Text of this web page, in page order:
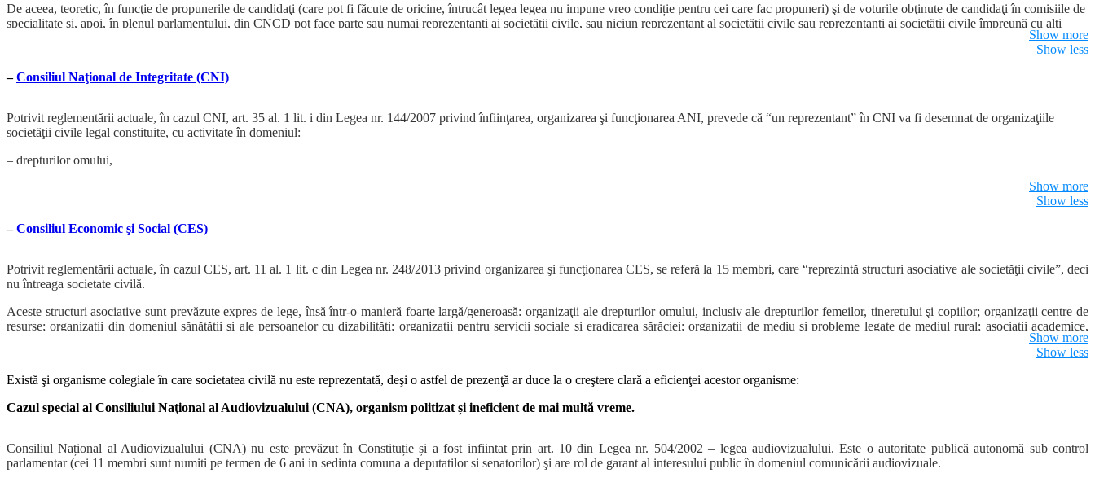
De aceea, teoretic, în funcţie de propunerile de candidaţi (care pot fi făcute de oricine, întrucât legea legea nu impune vreo condiție pentru cei care fac propuneri) şi de voturile obţinute de candidaţi în comisiile de
specialitate şi, apoi, în plenul parlamentului, din CNCD pot face parte sau numai reprezentanţi ai societăţii civile, sau niciun reprezentant al societăţii civile sau reprezentanţi ai societăţii civile împreună cu alţi
Show more
Show less
–Consiliul Naţional de Integritate (CNI)
Potrivit reglementării actuale, în cazul CNI, art. 35 al. 1 lit. i din Legea nr. 144/2007 privind înfiinţarea, organizarea şi funcţionarea ANI, prevede că “un reprezentant” în CNI va fi desemnat de organizaţiile
societăţii civile legal constituite, cu activitate în domeniul:
– drepturilor omului,
Citiți pe larg toate propunerile
Show more
Show less
–Consiliul Economic şi Social (CES)
Potrivit reglementării actuale, în cazul CES, art. 11 al. 1 lit. c din Legea nr. 248/2013 privind organizarea şi funcţionarea CES, se referă la 15 membri, care “reprezintă structuri asociative ale societăţii civile”, deci
nu întreaga societate civilă.
Aceste structuri asociative sunt prevăzute expres de lege, însă într-o manieră foarte largă/generoasă: organizaţii ale drepturilor omului, inclusiv ale drepturilor femeilor, tineretului şi copiilor; organizaţii centre de
resurse; organizaţii din domeniul sănătăţii şi ale persoanelor cu dizabilităţi; organizaţii pentru servicii sociale şi eradicarea sărăciei; organizaţii de mediu şi probleme legate de mediul rural; asociaţii academice,
profesionale, pentru protecţia consumatorului; organizaţii ale economiei sociale; organizaţii cooperatiste ale profesiunilor liberale; organizaţii ale agricultorilor; organizaţii ale pensionarilor; organizaţiile
Citiți pe larg toate propunerile
Show more
Show less
Există şi organisme colegiale în care societatea civilă nu este reprezentată, deşi o astfel de prezenţă ar duce la o creştere clară a eficienţei acestor organisme:
Cazul special al Consiliului Naţional al Audiovizualului (CNA), organism politizat și ineficient de mai multă vreme.
Consiliul Național al Audiovizualului (CNA) nu este prevăzut în Constituție și a fost infiintat prin art. 10 din Legea nr. 504/2002 – legea audiovizualului. Este o autoritate publică autonomă sub control
parlamentar (cei 11 membri sunt numiti pe termen de 6 ani in sedinta comuna a deputatilor si senatorilor) şi are rol de garant al interesului public în domeniul comunicării audiovizuale.